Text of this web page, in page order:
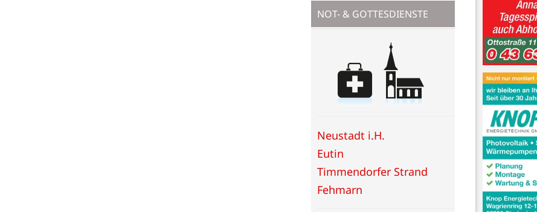
NOT- & GOTTESDIENSTE
Neustadt i.H.
Eutin
Timmendorfer Strand
Fehmarn